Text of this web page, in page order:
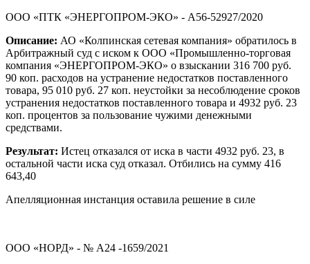
ООО «ПТК «ЭНЕРГОПРОМ-ЭКО» - А56-52927/2020
Описание: АО «Колпинская сетевая компания» обратилось в
Арбитражный суд с иском к ООО «Промышленно-торговая
компания «ЭНЕРГОПРОМ-ЭКО» о взыскании 316 700 руб.
90 коп. расходов на устранение недостатков поставленного
товара, 95 010 руб. 27 коп. неустойки за несоблюдение сроков
устранения недостатков поставленного товара и 4932 руб. 23
коп. процентов за пользование чужими денежными
средствами.
Результат: Истец отказался от иска в части 4932 руб. 23, в
остальной части иска суд отказал. Отбились на сумму 416
643,40
Апелляционная инстанция оставила решение в силе
ООО «НОРД» - № А24 -1659/2021